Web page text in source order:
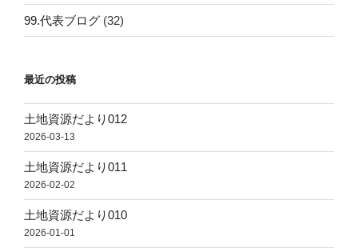
99.代表ブログ (32)
最近の投稿
土地資源だより012
2026-03-13
土地資源だより011
2026-02-02
土地資源だより010
2026-01-01